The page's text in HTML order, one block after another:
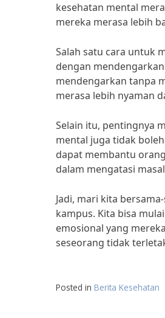
kesehatan mental
mereka merasa lebih
Salah satu cara untuk
dengan
mendengarkan tanpa
merasa lebih nyaman
Selain itu, pentingnya
mental juga tidak
dapat membantu
dalam mengatasi
Jadi, mari kita
kampus. Kita bisa
emosional yang
seseorang tidak
Posted in Berita Kesehatan